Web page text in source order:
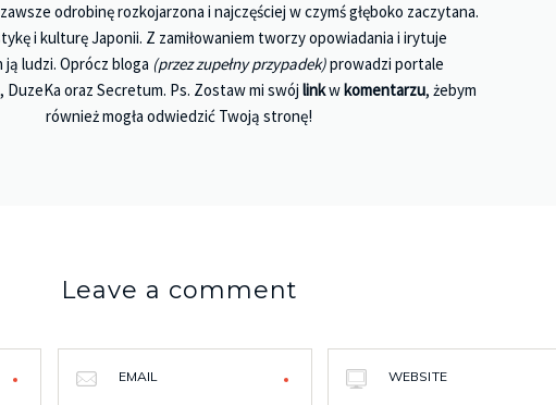
odrobinę rozkojarzona i najczęściej w czymś głęboko zaczytana.
i kulturę Japonii. Z zamiłowaniem tworzy opowiadania i irytuje
ludzi. Oprócz bloga (przez zupełny przypadek)prowadzi portale
DuzeKa oraz Secretum. Ps. Zostaw mi swójlinkw komentarzu, żebym
również mogła odwiedzić Twoją stronę!
Leave a comment
EMAIL WEBSITE